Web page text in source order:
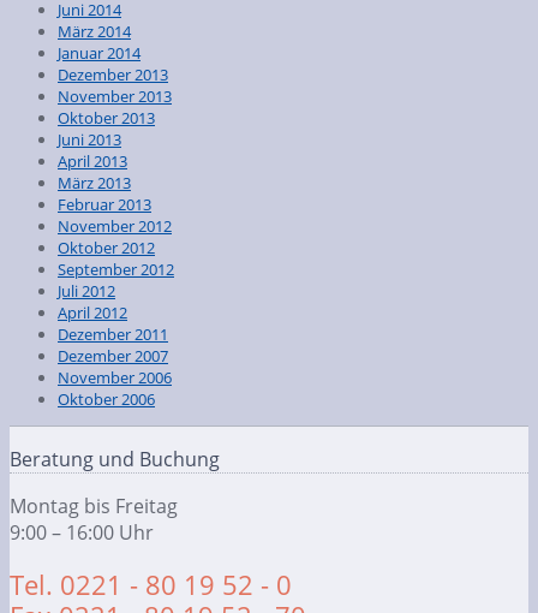
Juni 2014
März 2014
Januar 2014
Dezember 2013
November 2013
Oktober 2013
Juni 2013
April 2013
März 2013
Februar 2013
November 2012
Oktober 2012
September 2012
Juli 2012
April 2012
Dezember 2011
Dezember 2007
November 2006
Oktober 2006
Beratung und Buchung
Montag bis Freitag
9:00 – 16:00 Uhr
Tel. 0221 - 80 19 52 - 0